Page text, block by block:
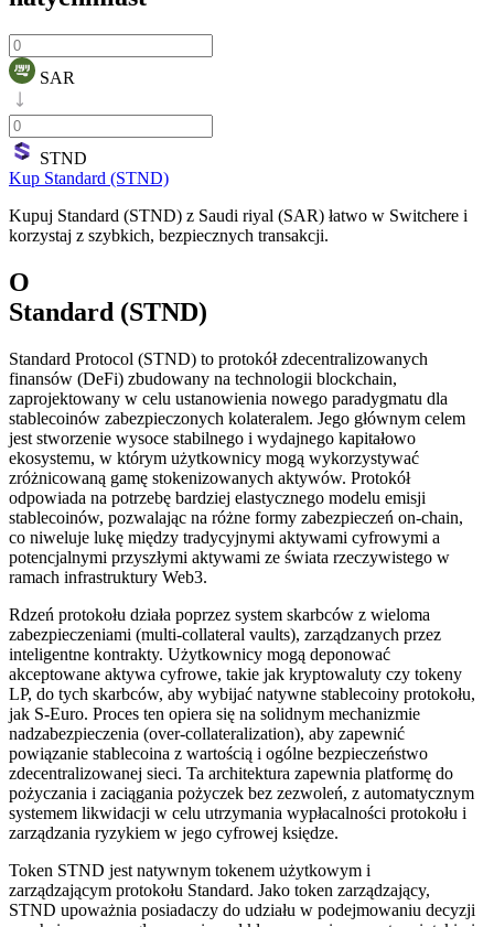
SAR
STND
Kup Standard (STND)
Kupuj Standard (STND) z Saudi riyal (SAR) łatwo w Switchere i
korzystaj z szybkich, bezpiecznych transakcji.
O
Standard (STND)
Standard Protocol (STND) to protokół zdecentralizowanych
finansów (DeFi) zbudowany na technologii blockchain,
zaprojektowany w celu ustanowienia nowego paradygmatu dla
stablecoinów zabezpieczonych kolateralem. Jego głównym celem
jest stworzenie wysoce stabilnego i wydajnego kapitałowo
ekosystemu, w którym użytkownicy mogą wykorzystywać
zróżnicowaną gamę stokenizowanych aktywów. Protokół
odpowiada na potrzebę bardziej elastycznego modelu emisji
stablecoinów, pozwalając na różne formy zabezpieczeń on-chain,
co niweluje lukę między tradycyjnymi aktywami cyfrowymi a
potencjalnymi przyszłymi aktywami ze świata rzeczywistego w
ramach infrastruktury Web3.
Rdzeń protokołu działa poprzez system skarbców z wieloma
zabezpieczeniami (multi-collateral vaults), zarządzanych przez
inteligentne kontrakty. Użytkownicy mogą deponować
akceptowane aktywa cyfrowe, takie jak kryptowaluty czy tokeny
LP, do tych skarbców, aby wybijać natywne stablecoiny protokołu,
jak S-Euro. Proces ten opiera się na solidnym mechanizmie
nadzabezpieczenia (over-collateralization), aby zapewnić
powiązanie stablecoina z wartością i ogólne bezpieczeństwo
zdecentralizowanej sieci. Ta architektura zapewnia platformę do
pożyczania i zaciągania pożyczek bez zezwoleń, z automatycznym
systemem likwidacji w celu utrzymania wypłacalności protokołu i
zarządzania ryzykiem w jego cyfrowej księdze.
Token STND jest natywnym tokenem użytkowym i
zarządzającym protokołu Standard. Jako token zarządzający,
STND upoważnia posiadaczy do udziału w podejmowaniu decyzji